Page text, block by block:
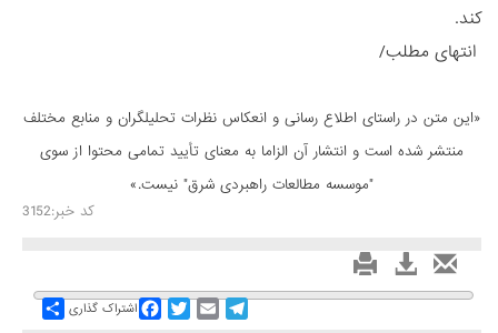
کند.
انتهای مطلب/
«این متن در راستای اطلاع رسانی و انعكاس نظرات تحليلگران و منابع مختلف
منتشر شده است و انتشار آن الزاما به معنای تأیید تمامی محتوا از سوی
"موسسه مطالعات راهبردی شرق" نیست.»
کد خبر:3152
Share اشتراک گذاری
FacebookTwitterEmail
Telegram